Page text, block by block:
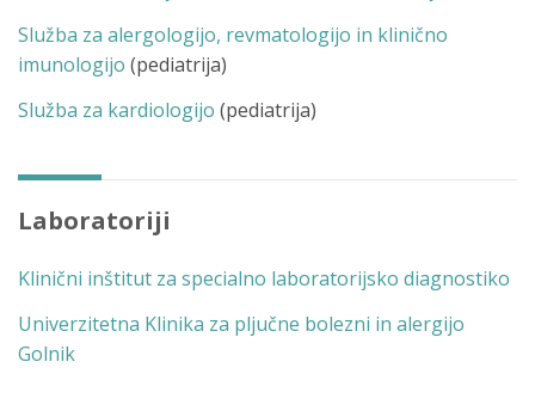
Služba za alergologijo, revmatologijo in klinično
imunologijo (pediatrija)
Služba za kardiologijo (pediatrija)
Laboratoriji
Klinični inštitut za specialno laboratorijsko diagnostiko
Univerzitetna Klinika za pljučne bolezni in alergijo
Golnik